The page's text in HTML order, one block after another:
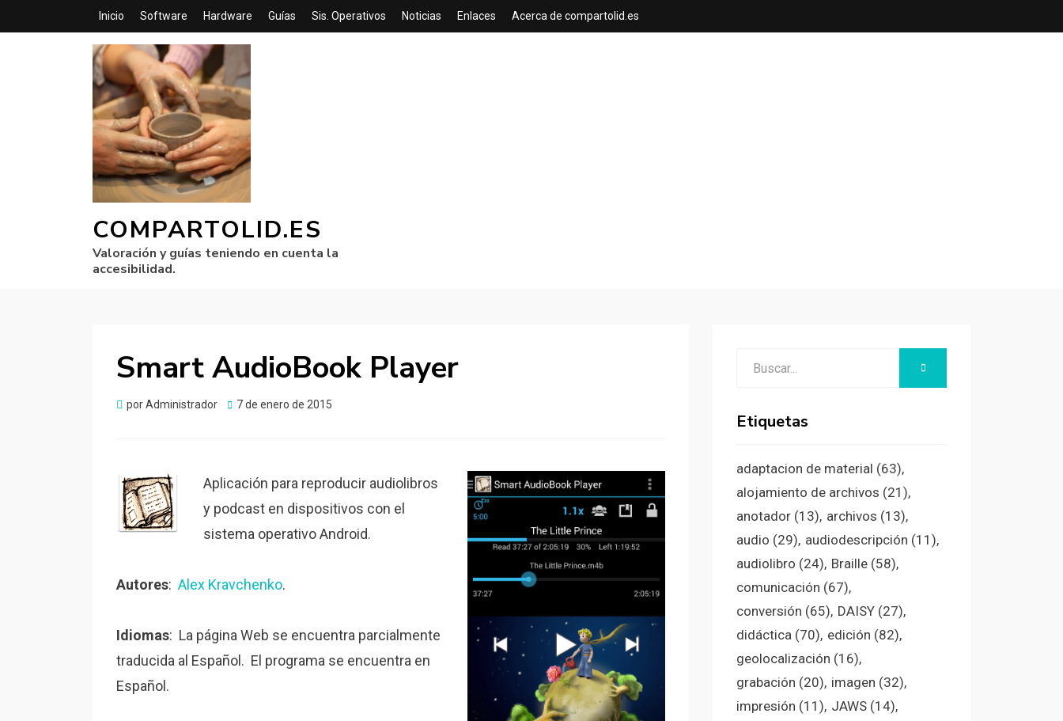
Inicio Software Hardware Guías Sis. Operativos Noticias Enlaces Acerca de compartolid.es
COMPARTOLID.ES
Valoración y guías teniendo en cuenta la
accesibilidad.
Smart AudioBook Player
porAdministrador
Publicado
7 de enero de 2015
Aplicación para reproducir audiolibros
y podcast en dispositivos con el
sistema operativo Android.
Autores: Alex Kravchenko.
Idiomas: La página Web se encuentra parcialmente
traducida al Español. El programa se encuentra en
Español.
BUSCAR
Etiquetas
adaptacion de material (63)
alojamiento de archivos (21)
anotador(13) archivos (13)
audio (29) audiodescripción (11)
audiolibro (24) Braille(58)
comunicación (67)
conversión (65) DAISY(27)
didáctica(70) edición (82)
geolocalización (16)
grabación (20) imagen (32)
impresión (11) JAWS(14)